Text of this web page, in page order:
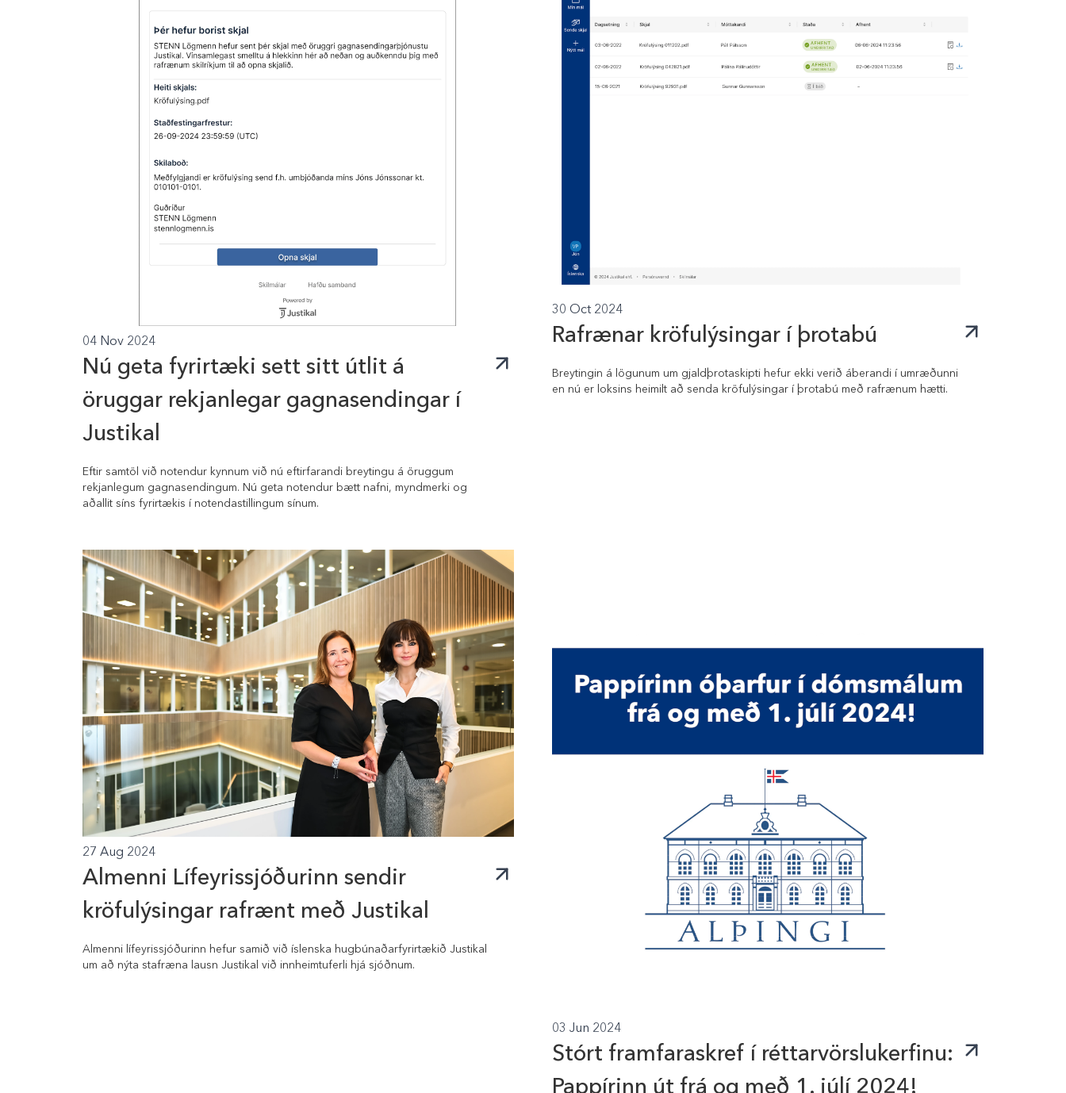
04 Nov 2024
Nú geta fyrirtæki sett sitt útlit á
öruggar rekjanlegar gagnasendingar í
Justikal
Eftir samtöl við notendur kynnum við nú eftirfarandi breytingu á öruggum
rekjanlegum gagnasendingum. Nú geta notendur bætt nafni, myndmerki og
aðallit síns fyrirtækis í notendastillingum sínum.
30 Oct 2024
Rafrænar kröfulýsingar í þrotabú
Breytingin á lögunum um gjaldþrotaskipti hefur ekki verið áberandi í umræðunni
en nú er loksins heimilt að senda kröfulýsingar í þrotabú með rafrænum hætti.
27 Aug 2024
Almenni Lífeyrissjóðurinn sendir
kröfulýsingar rafrænt með Justikal
Almenni lífeyrissjóðurinn hefur samið við íslenska hugbúnaðarfyrirtækið Justikal
um að nýta stafræna lausn Justikal við innheimtuferli hjá sjóðnum.
03 Jun 2024
Stórt framfaraskref í réttarvörslukerfinu:
Pappírinn út frá og með 1. júlí 2024!